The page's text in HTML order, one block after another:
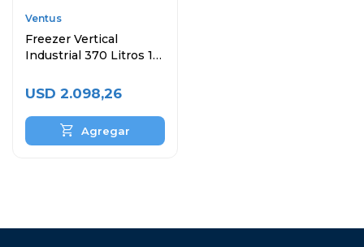
Ventus
Freezer Vertical
Industrial 370 Litros 1
USD 2.098,26